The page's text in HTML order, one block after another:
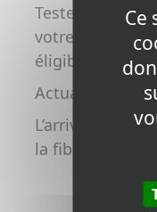
Testez
votre
éligibilité
Actualités
L’arrivée de
la fibre
/
Ce